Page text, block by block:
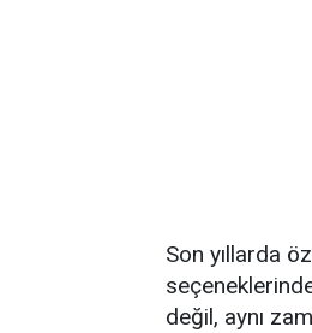
Son yıllarda
değil, aynı